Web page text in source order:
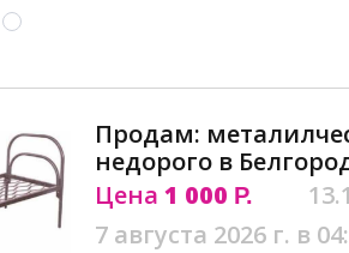
Продам:
недорого в
Цена 1 000 Р.
7 августа 2026 г. в